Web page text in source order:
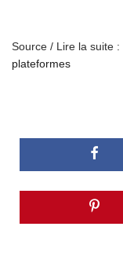
Source / Lire la suite :
plateformes